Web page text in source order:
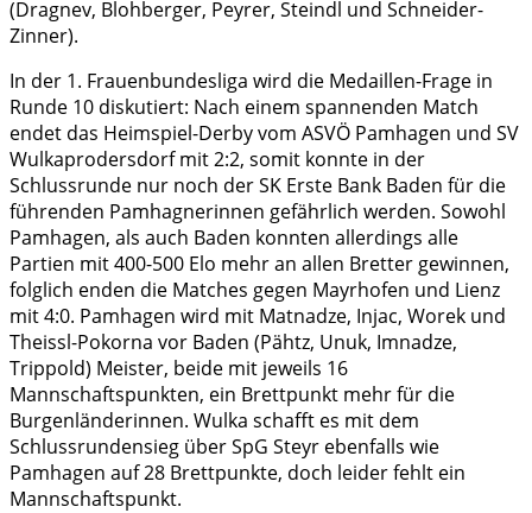
(Dragnev, Blohberger, Peyrer, Steindl und Schneider-
Zinner).
In der 1. Frauenbundesliga wird die Medaillen-Frage in
Runde 10 diskutiert: Nach einem spannenden Match
endet das Heimspiel-Derby vom ASVÖ Pamhagen und SV
Wulkaprodersdorf mit 2:2, somit konnte in der
Schlussrunde nur noch der SK Erste Bank Baden für die
führenden Pamhagnerinnen gefährlich werden. Sowohl
Pamhagen, als auch Baden konnten allerdings alle
Partien mit 400-500 Elo mehr an allen Bretter gewinnen,
folglich enden die Matches gegen Mayrhofen und Lienz
mit 4:0. Pamhagen wird mit Matnadze, Injac, Worek und
Theissl-Pokorna vor Baden (Pähtz, Unuk, Imnadze,
Trippold) Meister, beide mit jeweils 16
Mannschaftspunkten, ein Brettpunkt mehr für die
Burgenländerinnen. Wulka schafft es mit dem
Schlussrundensieg über SpG Steyr ebenfalls wie
Pamhagen auf 28 Brettpunkte, doch leider fehlt ein
Mannschaftspunkt.